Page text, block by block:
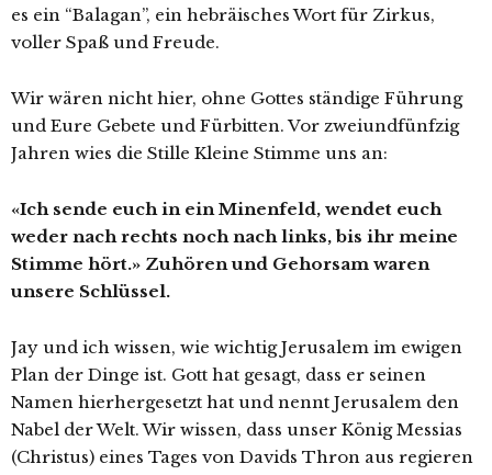
es ein “Balagan”, ein hebräisches Wort für Zirkus,
voller Spaß und Freude.
Wir wären nicht hier, ohne Gottes ständige Führung
und Eure Gebete und Fürbitten. Vor zweiundfünfzig
Jahren wies die Stille Kleine Stimme uns an:
«Ich sende euch in ein Minenfeld, wendet euch
weder nach rechts noch nach links, bis ihr meine
Stimme hört.» Zuhören und Gehorsam waren
unsere Schlüssel.
Jay und ich wissen, wie wichtig Jerusalem im ewigen
Plan der Dinge ist. Gott hat gesagt, dass er seinen
Namen hierhergesetzt hat und nennt Jerusalem den
Nabel der Welt. Wir wissen, dass unser König Messias
(Christus) eines Tages von Davids Thron aus regieren